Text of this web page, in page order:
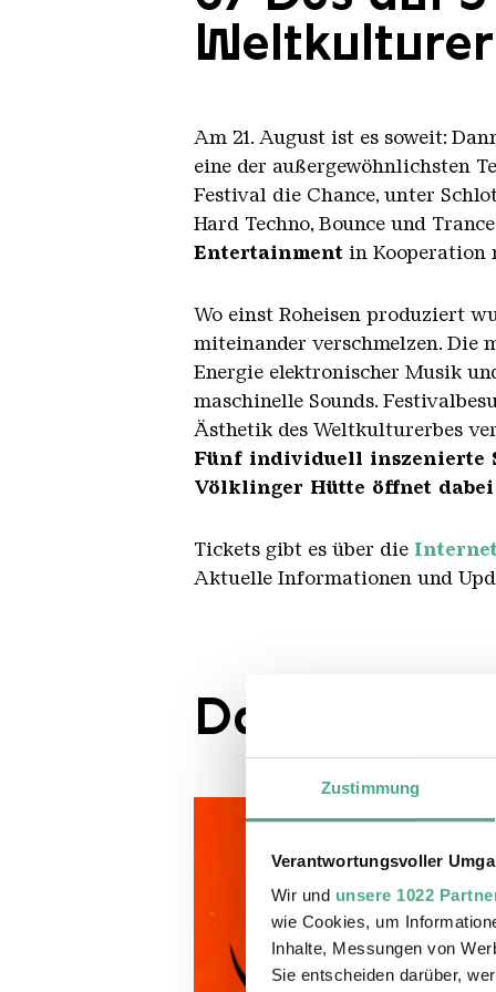
Zustimmung
Verantwortungsvoller
Wir und unsere 1022
wie Cookies, um
Inhalte, Messungen von
Sie entscheiden darüber,
Am 21. August ist es soweit:
eine der außergewöhnlichsten
Festival die Chance, unter
Hard Techno, Bounce und
Entertainment in Kooperation
Wo einst Roheisen produziert
miteinander verschmelzen.
Energie elektronischer Musik
maschinelle Sounds.
Ästhetik des Weltkulturerbes
Fünf individuell inszenierte
Völklinger Hütte öffnet dabei
Tickets gibt es über die
Aktuelle Informationen und
Das Lineup